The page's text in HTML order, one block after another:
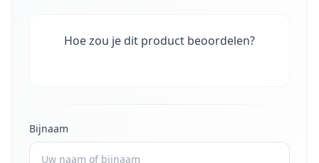
Hoe zou je dit product beoordelen?
Bijnaam